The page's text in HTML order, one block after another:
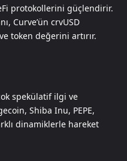
protokollerini güçlendirir.
Curve’ün crvUSD
token değerini artırır.
spekülatif ilgi ve
Shiba Inu, PEPE,
dinamiklerle hareket